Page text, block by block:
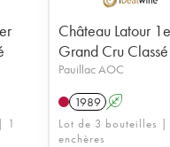
1
Château Latour
Grand Cru Classé
Pauillac AOC
1989 A
Lot de 3 bouteilles |
enchères